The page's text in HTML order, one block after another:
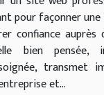
pour façonner
confiance auprès
bien pensée,
transmet
et...